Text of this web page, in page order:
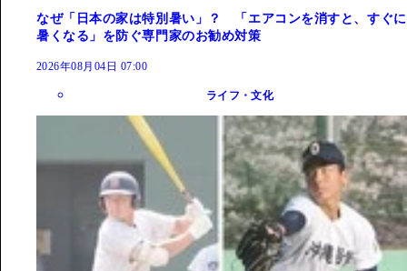
なぜ「日本の家は特別暑い」？ 「エアコンを消すと、すぐに
暑くなる」を防ぐ専門家のお勧め対策
2026年08月04日 07:00
ライフ・文化